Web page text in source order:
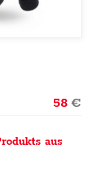
58€
aus